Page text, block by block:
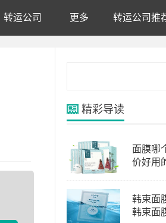
转运公司 更多 转运公司推
精彩导读
面膜哪
价好用
韩束面
韩束面